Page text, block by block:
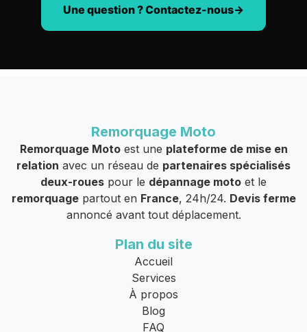
Une question ? Contactez-nous
Remorquage Moto
Remorquage Motoest une plateforme de mise en
relation avec un réseau de partenaires spécialisés
deux-roues pour le dépannage moto et le
remorquagepartout en France, 24h/24. Devis ferme
annoncé avant tout déplacement.
Plan du site
Accueil
Services
À propos
Blog
FAQ